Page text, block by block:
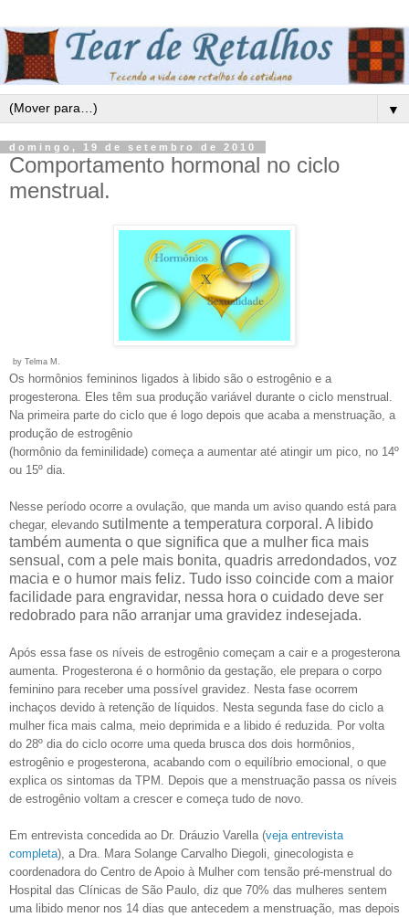
▼
domingo, 19 de setembro de 2010
Comportamento hormonal no ciclo
menstrual.
by Telma M.
Os hormônios femininos ligados à libido são o estrogênio e a
progesterona. Eles têm sua produção variável durante o ciclo menstrual.
Na primeira parte do ciclo que é logo depois que acaba a menstruação, a
produção de estrogênio
(hormônio da feminilidade) começa a aumentar até atingir um pico, no 14º
ou 15º dia.
Nesse período ocorre a ovulação, que manda um aviso quando está para
chegar, elevando sutilmente a temperatura corporal. A libido
também aumenta o que significa que a mulher fica mais
sensual, com a pele mais bonita, quadris arredondados, voz
macia e o humor mais feliz. Tudo isso coincide com a maior
facilidade para engravidar, nessa hora o cuidado deve ser
redobrado para não arranjar uma gravidez indesejada.
Após essa fase os níveis de estrogênio começam a cair e a progesterona
aumenta. Progesterona é o hormônio da gestação, ele prepara o corpo
feminino para receber uma possível gravidez. Nesta fase ocorrem
inchaços devido à retenção de líquidos. Nesta segunda fase do ciclo a
mulher fica mais calma, meio deprimida e a libido é reduzida. Por volta
do 28º dia do ciclo ocorre uma queda brusca dos dois hormônios,
estrogênio e progesterona, acabando com o equilíbrio emocional, o que
explica os sintomas da TPM. Depois que a menstruação passa os níveis
de estrogênio voltam a crescer e começa tudo de novo.
Em entrevista concedida ao Dr. Dráuzio Varella (veja entrevista
completa), a Dra. Mara Solange Carvalho Diegoli, ginecologista e
coordenadora do Centro de Apoio à Mulher com tensão pré-menstrual do
Hospital das Clínicas de São Paulo, diz que 70% das mulheres sentem
uma libido menor nos 14 dias que antecedem a menstruação, mas depois